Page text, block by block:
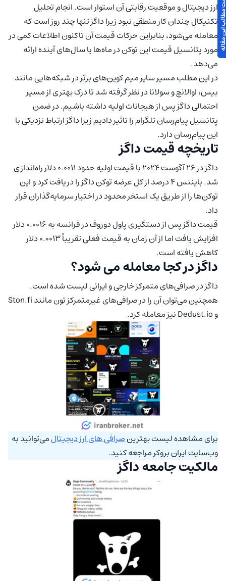
ارز دیجیتال و موقعیت رقابتی آن استوار است. انجام تحلیل
تکنیکال چندان کار منطقی نبود زیرا داگز تنها چند روز است که
معامله می‌شود، بنابراین حرکات قیمت آن تاکنون اطلاعات کمی در
مورد پتانسیل قیمت این توکن در ماه‌ها یا سال‌های آینده ارائه
می‌دهد.
در این مطلب مسیر سایر میم کوین‌های برتر در شبکه‌هایی مانند
بیس، اوالانچ و سولانا در نظر گرفته شد تا درک بهتری از مسیر
احتمالی داگز پس از هیجانات اولیه داشته باشیم. در ضمن
پتانسیل پیام‌رسان تلگرام را تاثیر دادیم زیرا داگز ارتباط نزدیکی با
این پیام‌رسان دارد.
تاریخچه قیمت داگز
داگز در 26 آگوست 2024 با قیمت اولیه حدود 0.0011 دلار راه‌اندازی
شد. بایننس 4 درصد از کل عرضه توکن داگز را دریافت کرد و این
توکن‌ها را از طریق یک استخر ‌محدود در اختیار سرمایه‌گذاران قرار
داد.
قیمت داگز پس از دستگیری پاول دوروف در فرانسه به 0.0016 دلار
افزایش یافت اما از آن زمان به قیمت فعلی تقریباً 0.0013 دلار
کاهش یافته است.
داگز در کجا معامله می‌ شود؟
داگز در صرافی‌های متمرکز خارجی و ایرانی لیست شده است.
همچنین می‌توان آن را در صرافی‌های غیرمتمرکز تون مانند Ston.fi
و Dedust.io نیز معامله کرد.
برای مشاهده لیست بهترینصرافی های ارز دیجیتالمی‌توانید به
وب‌سایت ایران بروکر مراجعه کنید.
مالکیت جامعه داگز
مقاله